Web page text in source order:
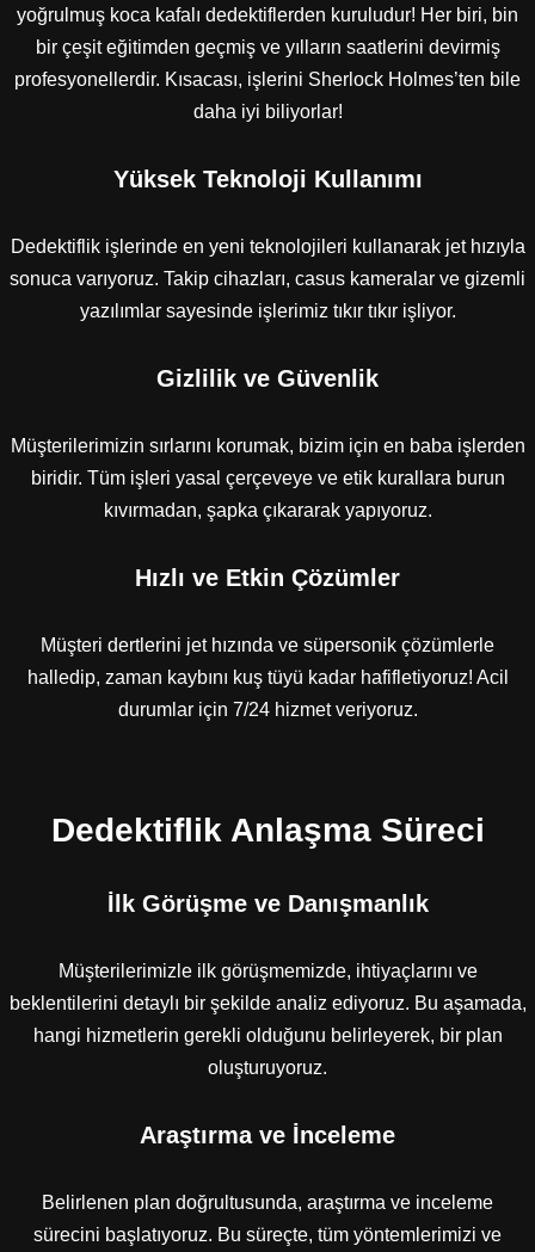
yoğrulmuş koca kafalı dedektiflerden kuruludur! Her biri, bin
bir çeşit eğitimden geçmiş ve yılların saatlerini devirmiş
profesyonellerdir. Kısacası, işlerini Sherlock Holmes’ten bile
daha iyi biliyorlar!
Yüksek Teknoloji Kullanımı
Dedektiflik işlerinde en yeni teknolojileri kullanarak jet hızıyla
sonuca varıyoruz. Takip cihazları, casus kameralar ve gizemli
yazılımlar sayesinde işlerimiz tıkır tıkır işliyor.
Gizlilik ve Güvenlik
Müşterilerimizin sırlarını korumak, bizim için en baba işlerden
biridir. Tüm işleri yasal çerçeveye ve etik kurallara burun
kıvırmadan, şapka çıkararak yapıyoruz.
Hızlı ve Etkin Çözümler
Müşteri dertlerini jet hızında ve süpersonik çözümlerle
halledip, zaman kaybını kuş tüyü kadar hafifletiyoruz! Acil
durumlar için 7/24 hizmet veriyoruz.
Dedektiflik Anlaşma Süreci
İlk Görüşme ve Danışmanlık
Müşterilerimizle ilk görüşmemizde, ihtiyaçlarını ve
beklentilerini detaylı bir şekilde analiz ediyoruz. Bu aşamada,
hangi hizmetlerin gerekli olduğunu belirleyerek, bir plan
oluşturuyoruz.
Araştırma ve İnceleme
Belirlenen plan doğrultusunda, araştırma ve inceleme
sürecini başlatıyoruz. Bu süreçte, tüm yöntemlerimizi ve